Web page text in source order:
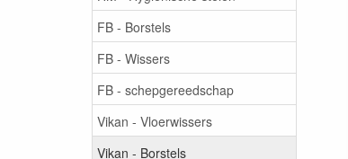
FB - Borstels
FB - Wissers
FB - schepgereedschap
Vikan - Vloerwissers
Vikan - Borstels